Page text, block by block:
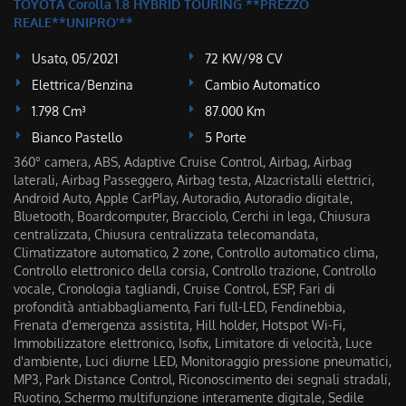
TOYOTA Corolla 1.8 HYBRID TOURING **PREZZO
REALE**UNIPRO'**
Usato, 05/2021
72 KW/98 CV
Elettrica/Benzina
Cambio Automatico
1.798 Cm³
87.000 Km
Bianco Pastello
5 Porte
360° camera, ABS, Adaptive Cruise Control, Airbag, Airbag
laterali, Airbag Passeggero, Airbag testa, Alzacristalli elettrici,
Android Auto, Apple CarPlay, Autoradio, Autoradio digitale,
Bluetooth, Boardcomputer, Bracciolo, Cerchi in lega, Chiusura
centralizzata, Chiusura centralizzata telecomandata,
Climatizzatore automatico, 2 zone, Controllo automatico clima,
Controllo elettronico della corsia, Controllo trazione, Controllo
vocale, Cronologia tagliandi, Cruise Control, ESP, Fari di
profondità antiabbagliamento, Fari full-LED, Fendinebbia,
Frenata d'emergenza assistita, Hill holder, Hotspot Wi-Fi,
Immobilizzatore elettronico, Isofix, Limitatore di velocità, Luce
d'ambiente, Luci diurne LED, Monitoraggio pressione pneumatici,
MP3, Park Distance Control, Riconoscimento dei segnali stradali,
Ruotino, Schermo multifunzione interamente digitale, Sedile